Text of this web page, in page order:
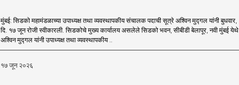
मुंबई: सिडको महामंडळाच्या उपाध्यक्ष तथा व्यवस्थापकीय संचालक पदाची सूत्रे अश्विन मुद्गल यांनी बुधवार,
दि. १७ जून रोजी स्वीकारली. सिडकोचे मुख्य कार्यालय असलेले सिडको भवन, सीबीडी बेलापूर, नवी मुंबई येथे
अश्विन मुद्गल यांनी उपाध्यक्ष तथा व्यवस्थापकीय ..
१७ जून २०२६